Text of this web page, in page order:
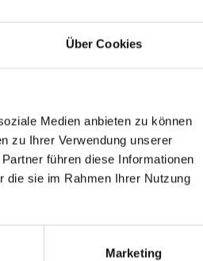
Über Cookies
Medien anbieten zu können
zu Ihrer Verwendung unserer
führen diese Informationen
die sie im Rahmen Ihrer Nutzung
Marketing